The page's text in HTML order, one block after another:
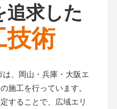
追求した
技術
、岡山・兵庫・大阪エ
施工を行っています。
することで、広域エリ